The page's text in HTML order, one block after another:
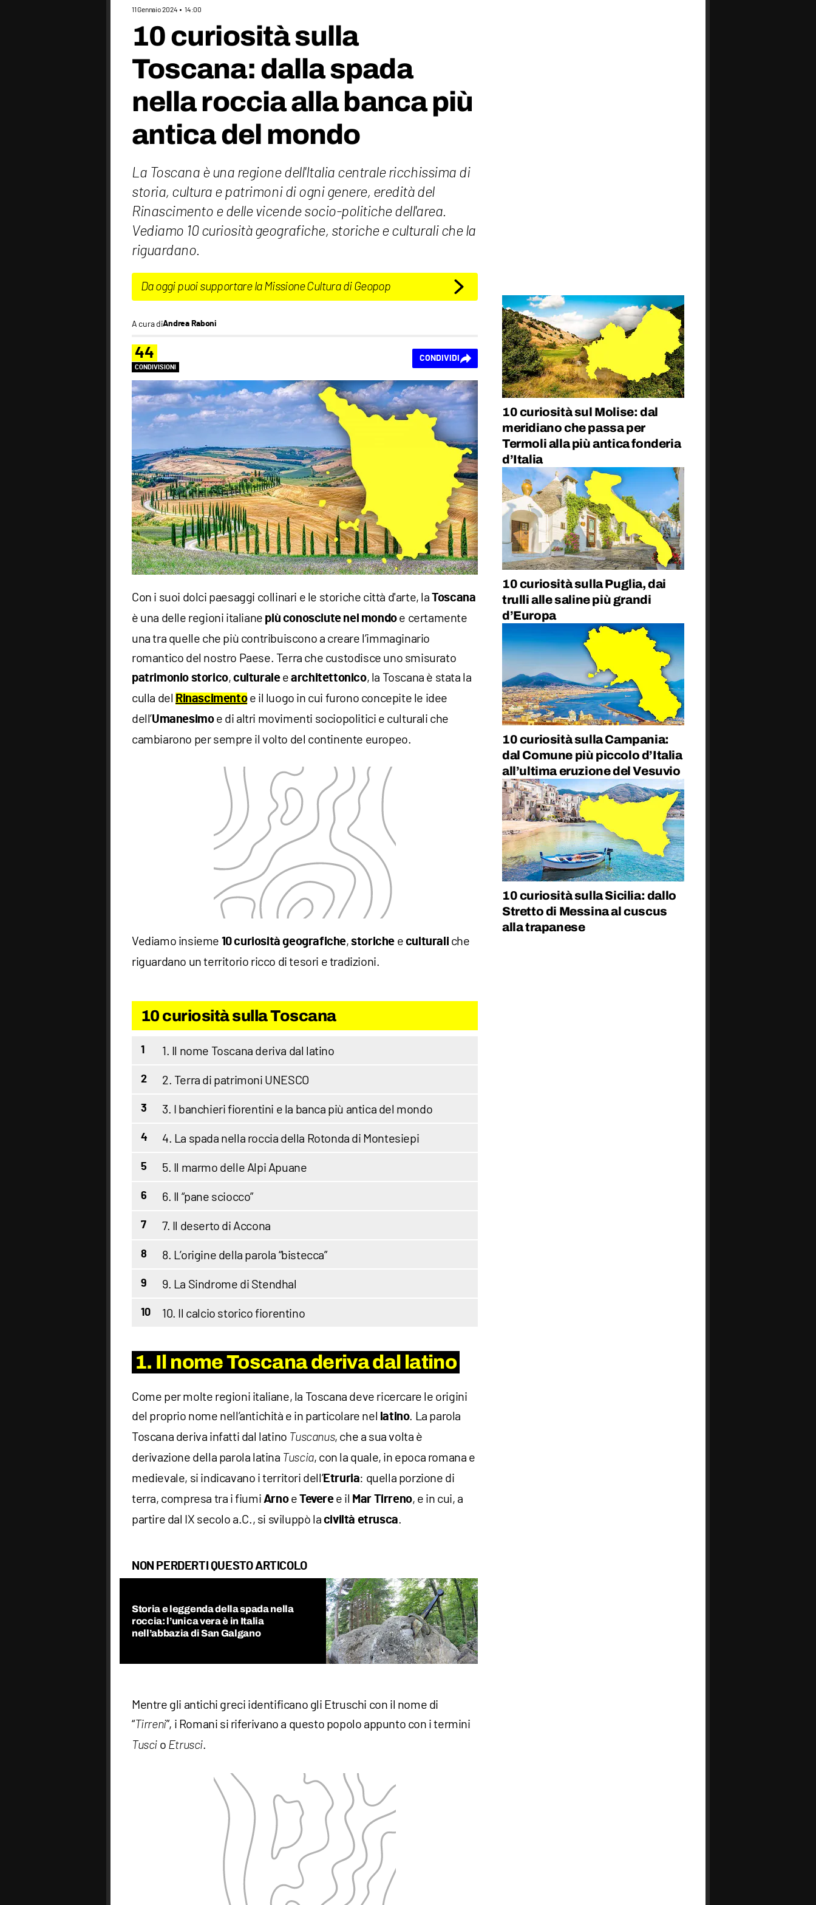
11 Gennaio 2024 14:00
10 curiosità sulla
Toscana: dalla spada
nella roccia alla banca più
antica del mondo
La Toscana è una regione dell'Italia centrale ricchissima di
storia, cultura e patrimoni di ogni genere, eredità del
Rinascimento e delle vicende socio-politiche dell'area.
Vediamo 10 curiosità geografiche, storiche e culturali che la
riguardano.
Da oggi puoi supportare la Missione Cultura di Geopop
A cura diAndrea Raboni
44
CONDIVISIONI
CONDIVIDI
Con i suoi dolci paesaggi collinari e le storiche città d'arte, laToscana
è una delle regioni italiane più conosciute nel mondoe certamente
una tra quelle che più contribuiscono a creare l’immaginario
romantico del nostro Paese. Terra che custodisce uno smisurato
patrimonio storico,culturaleearchitettonico, la Toscana è stata la
culla del Rinascimentoe il luogo in cui furono concepite le idee
dell’Umanesimoe di altri movimenti sociopolitici e culturali che
cambiarono per sempre il volto del continente europeo.
Vediamo insieme 10 curiosità geografiche,storiche e culturali che
riguardano un territorio ricco di tesori e tradizioni.
10 curiosità sulla Toscana
1 1. Il nome Toscana deriva dal latino
2 2. Terra di patrimoni UNESCO
3 3. I banchieri fiorentini e la banca più antica del mondo
4 4. La spada nella roccia della Rotonda di Montesiepi
5 5. Il marmo delle Alpi Apuane
6 6. Il “pane sciocco”
7 7. Il deserto di Accona
8 8. L’origine della parola “bistecca”
9 9. La Sindrome di Stendhal
10 10. Il calcio storico fiorentino
1. Il nome Toscana deriva dal latino
Come per molte regioni italiane, la Toscana deve ricercare le origini
del proprio nome nell’antichità e in particolare nel latino. La parola
Toscana deriva infatti dal latino Tuscanus, che a sua volta è
derivazione della parola latina Tuscia, con la quale, in epoca romana e
medievale, si indicavano i territori dell’Etruria: quella porzione di
terra, compresa tra i fiumi ArnoeTeveree il Mar Tirreno, e in cui, a
partire dal IX secolo a.C., si sviluppò la civiltà etrusca.
NON PERDERTI QUESTO ARTICOLO
Storia e leggenda della spada nella
roccia: l’unica vera è in Italia
nell’abbazia di San Galgano
Mentre gli antichi greci identificano gli Etruschi con il nome di
“Tirreni”, i Romani si riferivano a questo popolo appunto con i termini
Tusci o Etrusci.
10 curiosità sul Molise: dal
meridiano che passa per
Termoli alla più antica fonderia
d’Italia
10 curiosità sulla Puglia, dai
trulli alle saline più grandi
d’Europa
10 curiosità sulla Campania:
dal Comune più piccolo d’Italia
all’ultima eruzione del Vesuvio
10 curiosità sulla Sicilia: dallo
Stretto di Messina al cuscus
alla trapanese